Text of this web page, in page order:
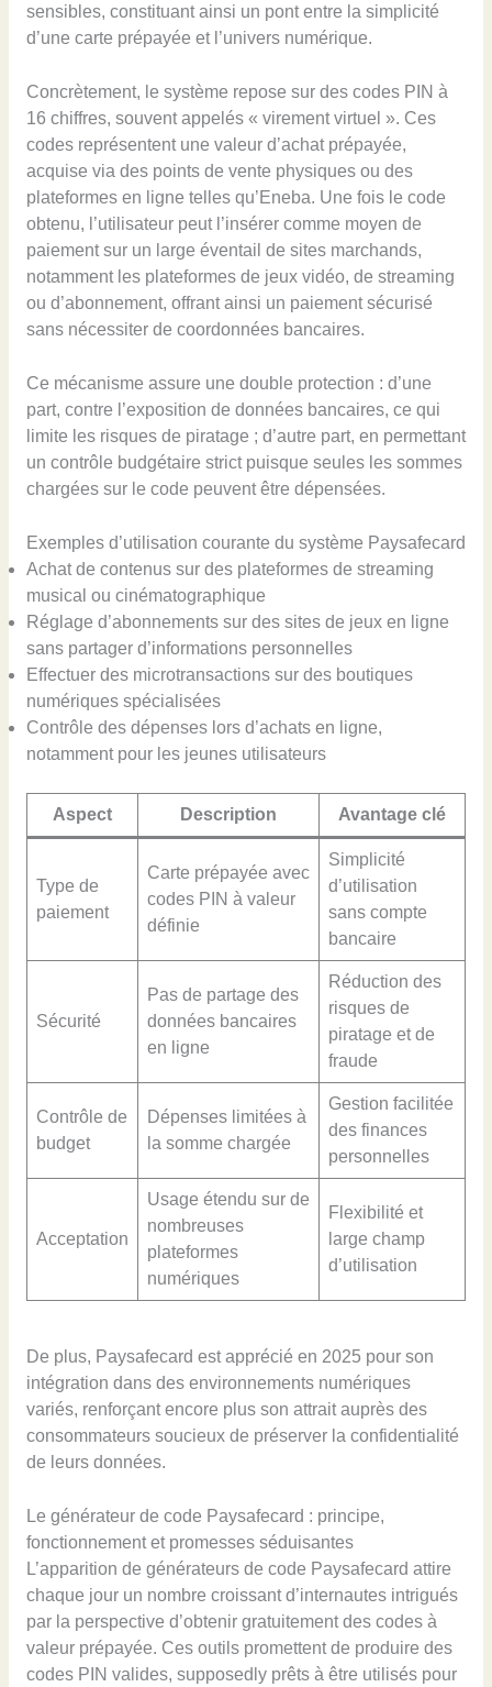
sensibles, constituant ainsi un pont entre la simplicité
d’une carte prépayée et l’univers numérique.
Concrètement, le système repose sur des codes PIN à
16 chiffres, souvent appelés « virement virtuel ». Ces
codes représentent une valeur d’achat prépayée,
acquise via des points de vente physiques ou des
plateformes en ligne telles qu’Eneba. Une fois le code
obtenu, l’utilisateur peut l’insérer comme moyen de
paiement sur un large éventail de sites marchands,
notamment les plateformes de jeux vidéo, de streaming
ou d’abonnement, offrant ainsi un paiement sécurisé
sans nécessiter de coordonnées bancaires.
Ce mécanisme assure une double protection : d’une
part, contre l’exposition de données bancaires, ce qui
limite les risques de piratage ; d’autre part, en permettant
un contrôle budgétaire strict puisque seules les sommes
chargées sur le code peuvent être dépensées.
Exemples d’utilisation courante du système Paysafecard
Achat de contenus sur des plateformes de streaming
musical ou cinématographique
Réglage d’abonnements sur des sites de jeux en ligne
sans partager d’informations personnelles
Effectuer des microtransactions sur des boutiques
numériques spécialisées
Contrôle des dépenses lors d’achats en ligne,
notamment pour les jeunes utilisateurs
Aspect Description Avantage clé
Type de
paiement
Carte prépayée avec
codes PIN à valeur
définie
Simplicité
d’utilisation
sans compte
bancaire
Sécurité
Pas de partage des
données bancaires
en ligne
Réduction des
risques de
piratage et de
fraude
Contrôle de
budget
Dépenses limitées à
la somme chargée
Gestion facilitée
des finances
personnelles
Acceptation
Usage étendu sur de
nombreuses
plateformes
numériques
Flexibilité et
large champ
d’utilisation
De plus, Paysafecard est apprécié en 2025 pour son
intégration dans des environnements numériques
variés, renforçant encore plus son attrait auprès des
consommateurs soucieux de préserver la confidentialité
de leurs données.
Le générateur de code Paysafecard : principe,
fonctionnement et promesses séduisantes
L’apparition de générateurs de code Paysafecard attire
chaque jour un nombre croissant d’internautes intrigués
par la perspective d’obtenir gratuitement des codes à
valeur prépayée. Ces outils promettent de produire des
codes PIN valides, supposedly prêts à être utilisés pour